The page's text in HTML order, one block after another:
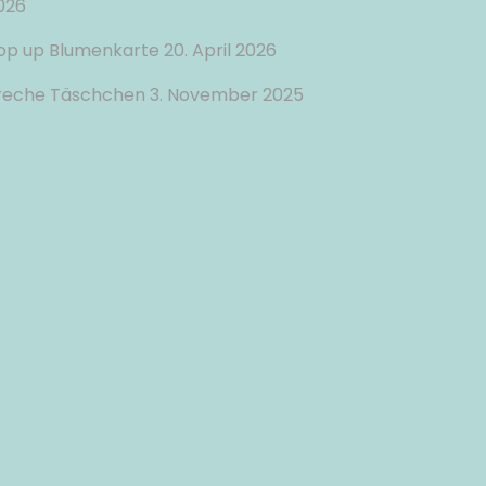
up Blumenkarte 20. April 2026
Täschchen 3. November 2025